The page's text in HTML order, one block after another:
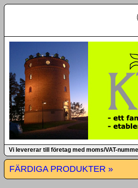
Vi levererar till företag med moms/VAT-
FÄRDIGA PRODUKTER »